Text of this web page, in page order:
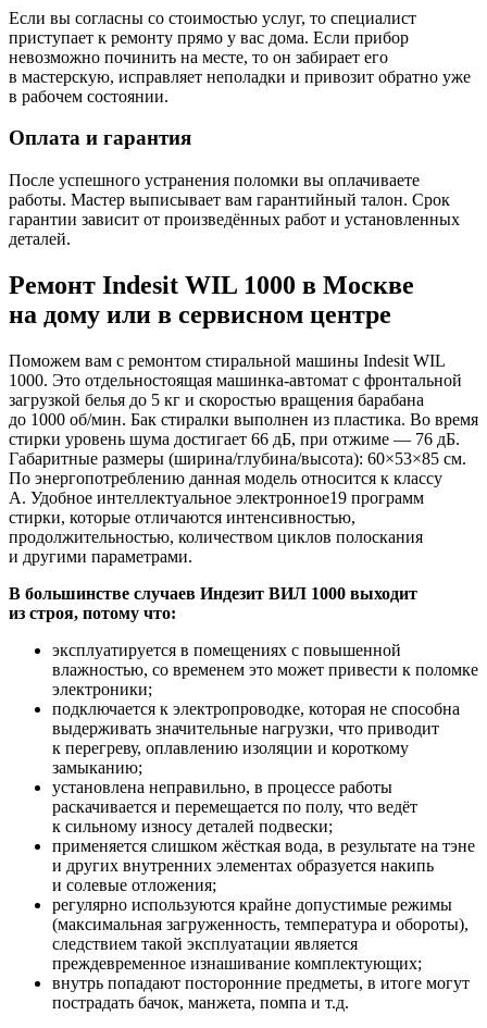
Если вы согласны со стоимостью услуг, то специалист
приступает к ремонту прямо у вас дома. Если прибор
невозможно починить на месте, то он забирает его
в мастерскую, исправляет неполадки и привозит обратно уже
в рабочем состоянии.
Оплата и гарантия
После успешного устранения поломки вы оплачиваете
работы. Мастер выписывает вам гарантийный талон. Срок
гарантии зависит от произведённых работ и установленных
деталей.
Ремонт Indesit WIL 1000 в Москве
на дому или в сервисном центре
Поможем вам с ремонтом стиральной машины Indesit WIL
1000. Это отдельностоящая машинка-автомат с фронтальной
загрузкой белья до 5 кг и скоростью вращения барабана
до 1000 об/мин. Бак стиралки выполнен из пластика. Во время
стирки уровень шума достигает 66 дБ, при отжиме — 76 дБ.
Габаритные размеры (ширина/глубина/высота): 60×53×85 см.
По энергопотреблению данная модель относится к классу
A. Удобное интеллектуальное электронное19 программ
стирки, которые отличаются интенсивностью,
продолжительностью, количеством циклов полоскания
и другими параметрами.
В большинстве случаев Индезит ВИЛ 1000 выходит
из строя, потому что:
эксплуатируется в помещениях с повышенной
влажностью, со временем это может привести к поломке
электроники;
подключается к электропроводке, которая не способна
выдерживать значительные нагрузки, что приводит
к перегреву, оплавлению изоляции и короткому
замыканию;
установлена неправильно, в процессе работы
раскачивается и перемещается по полу, что ведёт
к сильному износу деталей подвески;
применяется слишком жёсткая вода, в результате на тэне
и других внутренних элементах образуется накипь
и солевые отложения;
регулярно используются крайне допустимые режимы
(максимальная загруженность, температура и обороты),
следствием такой эксплуатации является
преждевременное изнашивание комплектующих;
внутрь попадают посторонние предметы, в итоге могут
пострадать бачок, манжета, помпа и т.д.